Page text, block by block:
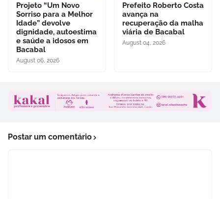
Projeto “Um Novo
Sorriso para a Melhor
Idade” devolve
dignidade, autoestima
e saúde a idosos em
Bacabal
August 06, 2026
Prefeito Roberto Costa
avança na
recuperação da malha
viária de Bacabal
August 04, 2026
Postar um comentário